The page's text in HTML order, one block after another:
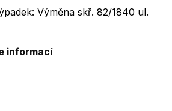
Výměna skř. 82/1840 ul.
informací